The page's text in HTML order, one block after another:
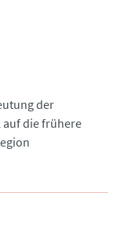
der
auf die frühere